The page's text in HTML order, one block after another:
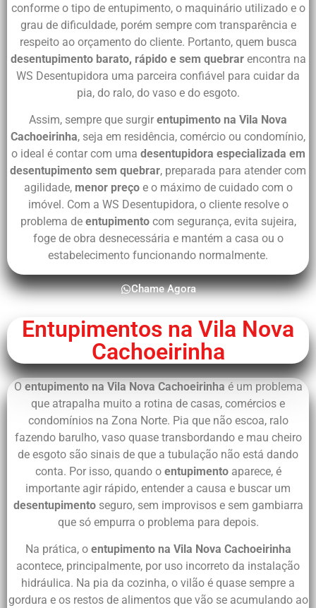
conforme o tipo de entupimento, o maquinário utilizado e o
grau de dificuldade, porém sempre com transparência e
respeito ao orçamento do cliente. Portanto, quem busca
desentupimento barato, rápido e sem quebrarencontra na
WS Desentupidora uma parceira confiável para cuidar da
pia, do ralo, do vaso e do esgoto.
Assim, sempre que surgir entupimento na Vila Nova
Cachoeirinha, seja em residência, comércio ou condomínio,
o ideal é contar com uma desentupidora especializada em
desentupimento sem quebrar, preparada para atender com
agilidade, menor preçoe o máximo de cuidado com o
imóvel. Com a WS Desentupidora, o cliente resolve o
problema de entupimentocom segurança, evita sujeira,
foge de obra desnecessária e mantém a casa ou o
estabelecimento funcionando normalmente.
Chame Agora
Entupimentos na Vila Nova
Cachoeirinha
O entupimento na Vila Nova Cachoeirinha é um problema
que atrapalha muito a rotina de casas, comércios e
condomínios na Zona Norte. Pia que não escoa, ralo
fazendo barulho, vaso quase transbordando e mau cheiro
de esgoto são sinais de que a tubulação não está dando
conta. Por isso, quando o entupimentoaparece, é
importante agir rápido, entender a causa e buscar um
desentupimentoseguro, sem improvisos e sem gambiarra
que só empurra o problema para depois.
Na prática, o entupimento na Vila Nova Cachoeirinha
acontece, principalmente, por uso incorreto da instalação
hidráulica. Na pia da cozinha, o vilão é quase sempre a
gordura e os restos de alimentos que vão se acumulando ao